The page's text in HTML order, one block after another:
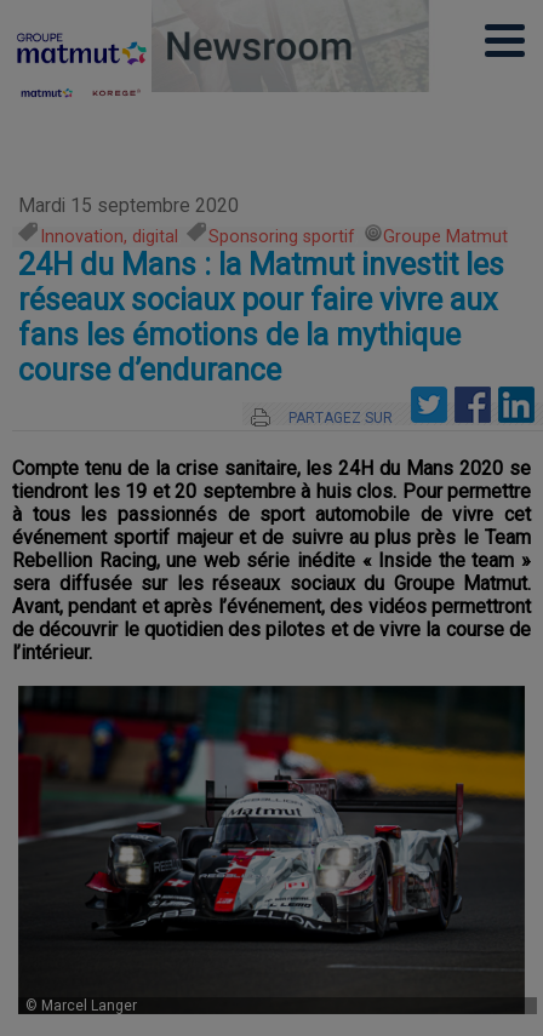
Mardi 15 septembre 2020
Innovation, digital Sponsoring sportif Groupe Matmut
24H du Mans : la Matmut investit les
réseaux sociaux pour faire vivre aux
fans les émotions de la mythique
course d’endurance
PARTAGEZ SUR
Compte tenu de la crise sanitaire, les 24H du Mans 2020 se
tiendront les 19 et 20 septembre à huis clos. Pour permettre
à tous les passionnés de sport automobile de vivre cet
événement sportif majeur et de suivre au plus près le Team
Rebellion Racing, une web série inédite « Inside the team »
sera diffusée sur les réseaux sociaux du Groupe Matmut.
Avant, pendant et après l’événement, des vidéos permettront
de découvrir le quotidien des pilotes et de vivre la course de
l’intérieur.
© Marcel Langer